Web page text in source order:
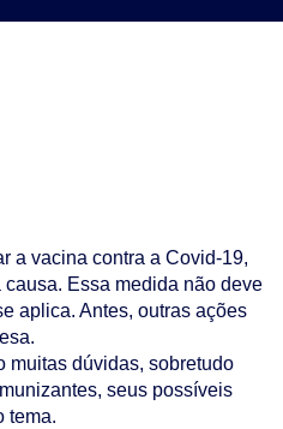
a vacina contra a Covid-19,
Essa medida não deve
aplica. Antes, outras ações
muitas dúvidas, sobretudo
seus possíveis
tema.